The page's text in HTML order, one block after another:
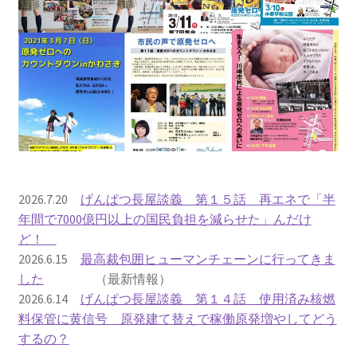
2022.3.13 第11回原発ゼロへのカウントダウンinかわ
さき 集会
2015.3.8 第4回原発ゼロへのカウントダウンinかわさ
き 集会
2016.1.31 日本と原発上映会＆講演会
き 集会
2017.3.12 第6回原発ゼロへのカウントダウンinかわさ
き 集会
2018.3.11 第７回原発ゼロへのカウントダウンinかわ
さき集会
2026.7.20 げんぱつ長屋談義 第１５話 再エネで「半
年間で7000億円以上の国民負担を減らせた」んだけ
ど！
2026.6.15 最高裁包囲ヒューマンチェーンに行ってきま
した （最新情報）
2026.6.14 げんぱつ長屋談義 第１４話 使用済み核燃
料保管に黄信号 原発建て替えで稼働原発増やしてどう
するの？